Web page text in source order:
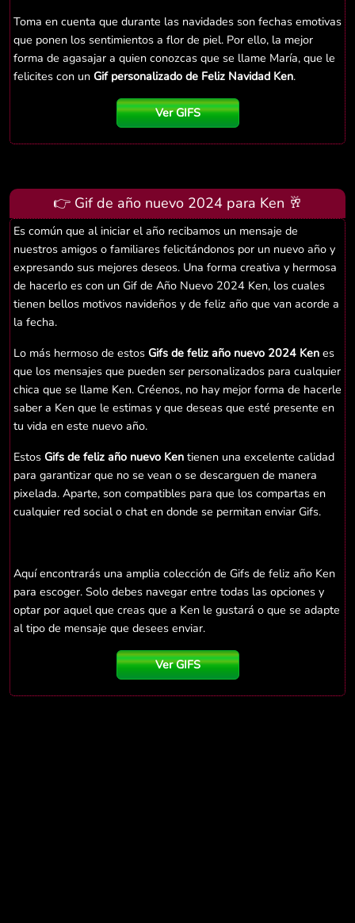
Toma en cuenta que durante las navidades son fechas emotivas
que ponen los sentimientos a flor de piel. Por ello, la mejor
forma de agasajar a quien conozcas que se llame María, que le
felicites con un Gif personalizado de Feliz Navidad Ken.
Ver GIFS
👉 Gif de año nuevo 2024 para Ken 🥂
Es común que al iniciar el año recibamos un mensaje de
nuestros amigos o familiares felicitándonos por un nuevo año y
expresando sus mejores deseos. Una forma creativa y hermosa
de hacerlo es con un Gif de Año Nuevo 2024 Ken, los cuales
tienen bellos motivos navideños y de feliz año que van acorde a
la fecha.
Lo más hermoso de estos Gifs de feliz año nuevo 2024 Ken es
que los mensajes que pueden ser personalizados para cualquier
chica que se llame Ken. Créenos, no hay mejor forma de hacerle
saber a Ken que le estimas y que deseas que esté presente en
tu vida en este nuevo año.
Estos Gifs de feliz año nuevo Ken tienen una excelente calidad
para garantizar que no se vean o se descarguen de manera
pixelada. Aparte, son compatibles para que los compartas en
cualquier red social o chat en donde se permitan enviar Gifs.
Aquí encontrarás una amplia colección de Gifs de feliz año Ken
para escoger. Solo debes navegar entre todas las opciones y
optar por aquel que creas que a Ken le gustará o que se adapte
al tipo de mensaje que desees enviar.
Ver GIFS